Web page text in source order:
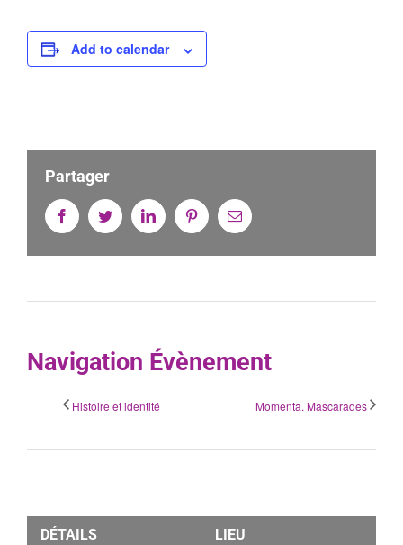
Add to calendar
Partager
FacebookTwitterLinkedin PinterestEmail
Navigation Évènement
Histoire et identité Momenta. Mascarades
DÉTAILS LIEU